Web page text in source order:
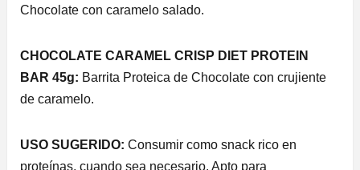
Chocolate con caramelo salado.
CHOCOLATE CARAMEL CRISP DIET PROTEIN
BAR 45g: Barrita Proteica de Chocolate con crujiente
de caramelo.
USO SUGERIDO: Consumir como snack rico en
proteínas, cuando sea necesario. Apto para